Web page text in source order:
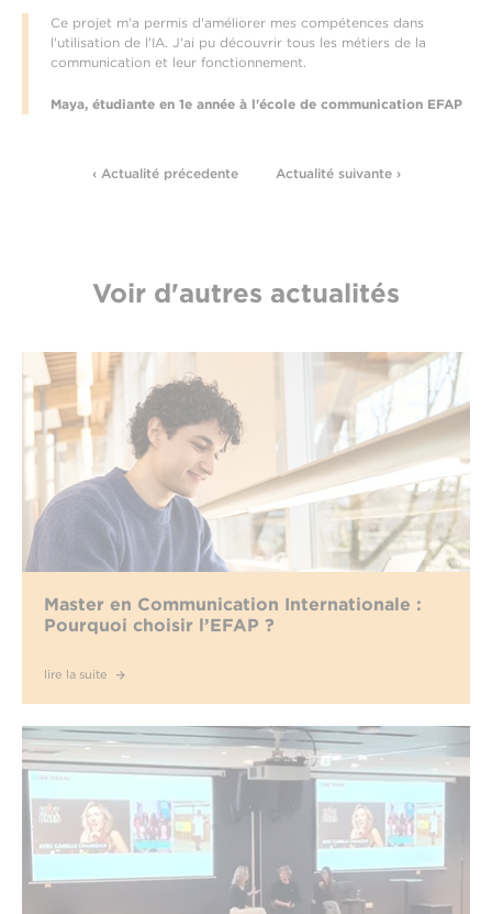
Ce projet m'a permis d'améliorer mes compétences dans
l'utilisation de l'IA. J'ai pu découvrir tous les métiers de la
communication et leur fonctionnement.
Maya, étudiante en 1e année à l'école de communication EFAP
‹ Actualité précedente Actualité suivante ›
Voir d'autres actualités
Master en Communication Internationale :
Pourquoi choisir l’EFAP ?
lire la suite